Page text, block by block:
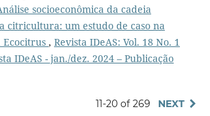
socioeconômica da cadeia
citricultura: um estudo de caso na
Ecocitrus , Revista IDeAS: Vol. 18 No. 1
IDeAS - jan./dez. 2024 – Publicação
11-20 of 269 NEXT